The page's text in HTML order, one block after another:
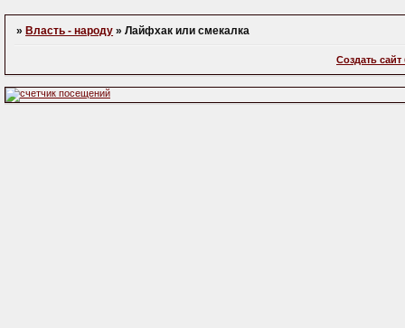
» Власть - народу »Лайфхак или смекалка
Создать сайт